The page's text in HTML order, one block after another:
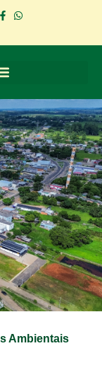
Ambientais